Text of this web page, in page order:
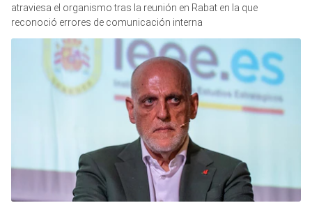
atraviesa el organismo tras la reunión en Rabat en la que
reconoció errores de comunicación interna